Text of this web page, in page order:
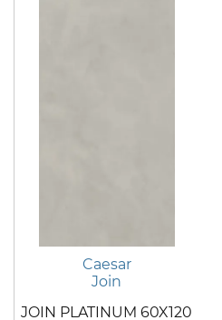
Caesar
Join
JOIN PLATINUM 60X120